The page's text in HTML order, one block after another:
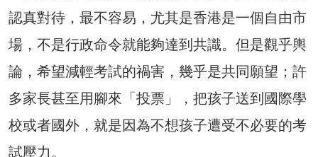
認真對待，最不容易，尤其是香港是一個自由市
場，不是行政命令就能夠達到共識。但是觀乎輿
論，希望減輕考試的禍害，幾乎是共同願望；許
多家長甚至用腳來「投票」，把孩子送到國際學
校或者國外，就是因為不想孩子遭受不必要的考
試壓力。